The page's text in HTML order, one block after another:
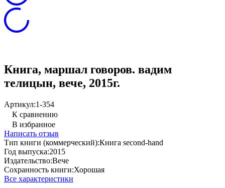
Книга, маршал говоров. вадим
телицын, вече, 2015г.
Артикул:1-354
К сравнению
В избранное
Написать отзыв
Тип книги (коммерческий):Книга second-hand
Год выпуска:2015
Издательство:Вече
Сохранность книги:Хорошая
Все характеристики